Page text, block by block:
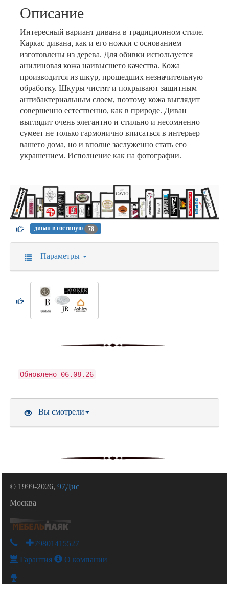
Описание
Интересный вариант дивана в традиционном стиле.
Каркас дивана, как и его ножки с основанием
изготовлены из дерева. Для обивки используется
анилиновая кожа наивысшего качества. Кожа
производится из шкур, прошедших незначительную
обработку. Шкуры чистят и покрывают защитным
антибактериальным слоем, поэтому кожа выглядит
совершенно естественно, как в природе. Диван
выглядит очень элегантно и стильно и несомненно
сумеет не только гармонично вписаться в интерьер
вашего дома, но и вполне заслуженно стать его
украшением. Исполнение как на фотографии.
диван в гостиную 78
Параметры
Обновлено 06.08.26
Вы смотрели
© 1999-2026,97Дис
Москва
+79801415527
Гарантия О компании